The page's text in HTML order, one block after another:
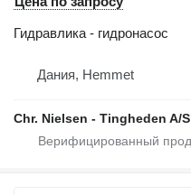
Гидравлика - гидронасос
Дания, Hemmet
Chr. Nielsen - Tingheden A/S